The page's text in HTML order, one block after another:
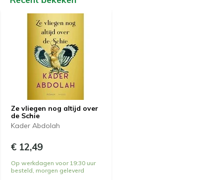
Ze vliegen nog altijd over
de Schie
Kader Abdolah
€ 12,49
Op werkdagen voor 19:30 uur
besteld, morgen geleverd